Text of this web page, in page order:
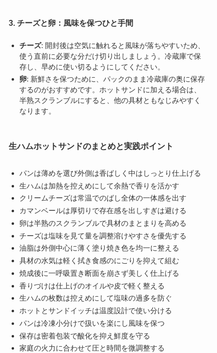
3. チーズと卵：風味を保つひと手間
チーズ: 開封後は空気に触れると風味が落ちやすいため、
使う直前に必要な分だけ切り出しましょう。冷蔵庫で保
存し、早めに使い切るようにしてください。
卵: 新鮮さを保つために、パックのまま冷蔵庫の奥に保存
するのがおすすめです。ホットサンドに加える場合は、
半熟スクランブルにすると、他の具材ともなじみやすく
なります。
生ハムホットサンドのまとめと実践ポイント
パンは薄めを選び外側は香ばしく中はしっとり仕上げる
生ハムは加熱を控えめにして余熱で香りを活かす
クリームチーズは常温でのばし全体の一体感を出す
カマンベールは厚切りで存在感を出しすぎは避ける
卵は半熟のスクランブルで具材のまとまりを高める
チーズは塩味を見て量を調整溶けやすさを優先する
油脂は外側中心に薄く塗り焼き色を均一に整える
具材の水気は軽く拭き食感のにごりを抑えて組む
焼成後に一呼吸置き断面を崩さず美しく仕上げる
香りづけは仕上げのオイルや皮で軽く整える
生ハムの枚数は控えめにして塩味の過多を防ぐ
ホットとサンドイッチは温度設計で使い分ける
パンは冷凍小分けで扱いを楽にし風味を保つ
保存は密着包装で酸化を抑え鮮度を守る
家庭の火力に合わせて圧と時間を微調整する